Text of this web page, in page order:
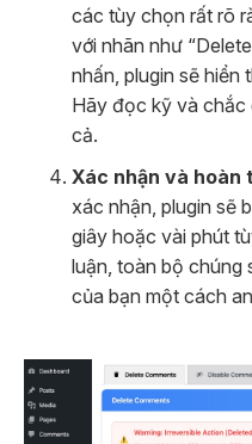
các tùy chọn rất rõ
với nhãn như
nhấn, plugin sẽ hiển
Hãy đọc kỹ và chắc
cả.
Xác nhận và hoàn
xác nhận, plugin sẽ
giây hoặc vài phút
luận, toàn bộ chúng
của bạn một cách